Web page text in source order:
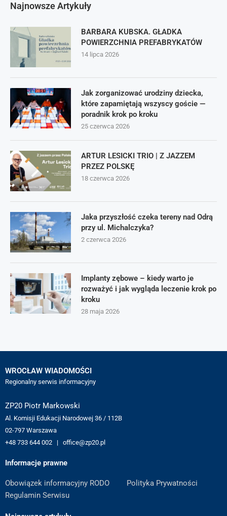
Najnowsze Artykuły
BARBARA KUBSKA. GŁADKA
POWIERZCHNIA PREFABRYKATÓW
14 lipca 2026
Jak zorganizować urodziny dziecka,
które zapamiętają wszyscy goście —
poradnik krok po kroku
25 czerwca 2026
ARTUR LESICKI TRIO | Z JAZZEM
PRZEZ POLSKĘ
18 czerwca 2026
Jaka przyszłość czeka tereny nad Odrą
przy ul. Michalczyka?
2 czerwca 2026
Implanty zębowe – kiedy warto je
rozważyć i jak wygląda leczenie krok po
kroku
28 maja 2026
WROCŁAW WIADOMOŚCI
Regionalny serwis informacyjny
ZP20 Piotr Markowski
Al. Komisji Edukacji Narodowej 36 / 112B
02-797 Warszawa
+48 733 644 002 | office@zp20.pl
Informacje prawne
Obowiązek informacyjny RODO
Polityka Prywatności
Regulamin Serwisu